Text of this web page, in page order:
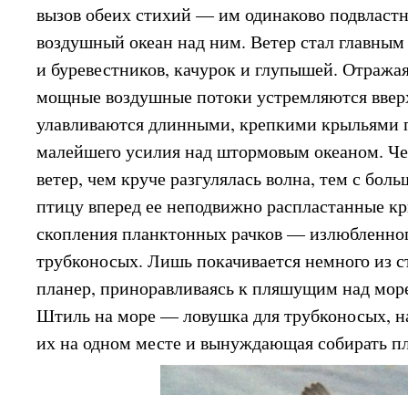
вызов обеих стихий — им одинаково
воздушный океан над ним. Ветер стал
и буревестников, качурок и глупышей.
мощные воздушные потоки устремляются
улавливаются длинными, крепкими крыльями
малейшего усилия над штормовым океаном.
ветер, чем круче разгулялась волна, тем с
птицу вперед ее неподвижно распластанные
скопления планктонных рачков —
трубконосых. Лишь покачивается немного из
планер, приноравливаясь к пляшущим над
Штиль на море — ловушка для трубконосых,
их на одном месте и вынуждающая собирать